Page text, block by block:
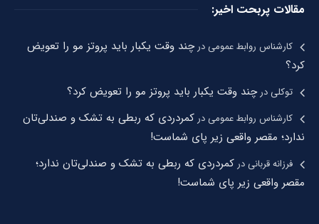
مقالات پربحت اخیر:
کارشناس روابط عمومیدرچند وقت یکبار باید پروتز مو را تعویض
کرد؟
توکلیدرچند وقت یکبار باید پروتز مو را تعویض کرد؟
کارشناس روابط عمومیدر کمردردی که ربطی به تشک و صندلی‌تان
ندارد؛ مقصر واقعی زیر پای شماست!
فرزانه قربانیدر کمردردی که ربطی به تشک و صندلی‌تان ندارد؛
مقصر واقعی زیر پای شماست!